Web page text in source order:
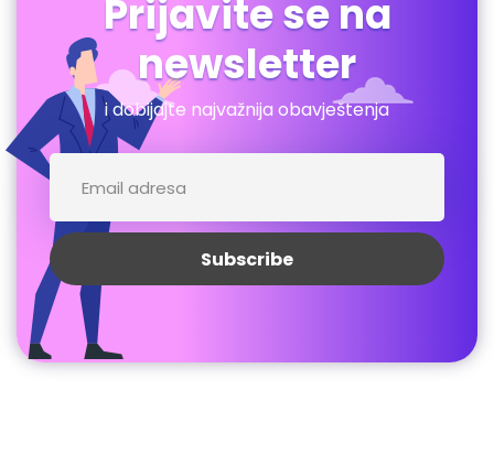
Prijavite se na
newsletter
i dobijajte najvažnija obavještenja